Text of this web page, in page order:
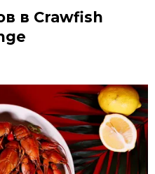
в Crawfish